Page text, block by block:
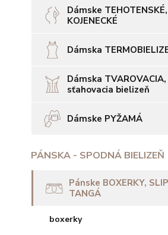
Dámske TEHOTENSKÉ,
KOJENECKÉ
Dámska
Dámska TVAROVACIA,
sťahovacia bielizeň
Dámske PYŽAMÁ
PÁNSKA - SPODNÁ BIELIZEŇ
Pánske BOXERKY,
TANGÁ
boxerky